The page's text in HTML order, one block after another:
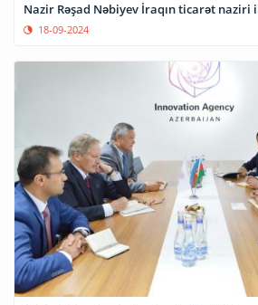
Nazir Rəşad Nəbiyev İraqın ticarət naziri
18-09-2024